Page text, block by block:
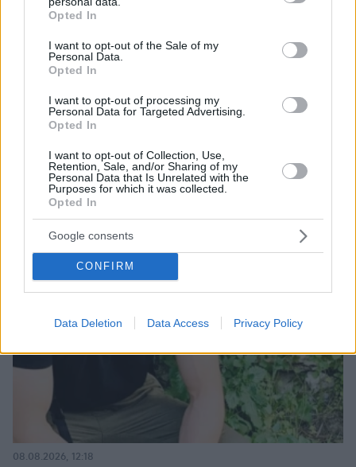
grant or deny consent to Google and its third-party tags to
use your data for below specified purposes in below Google
consent section.
Opted In
I want to opt-out of the Sale of my
Personal Data.
Opted In
I want to opt-out of processing my
Personal Data for Targeted Advertising.
Opted In
I want to opt-out of Collection, Use,
Retention, Sale, and/or Sharing of my
Personal Data that Is Unrelated with the
Purposes for which it was collected.
Opted In
Google consents
CONFIRM
Data Deletion Data Access Privacy Policy
Μυστήριο 3.500 ετών στη Σαντορίνη: Ο 15χρονος
που δεν πρόλαβε να ξεφύγει από το τσουνάμι
μπορεί ν' αλλάξει τη χρονολογία της μεγάλης
έκρηξης
08.08.2026, 12:18